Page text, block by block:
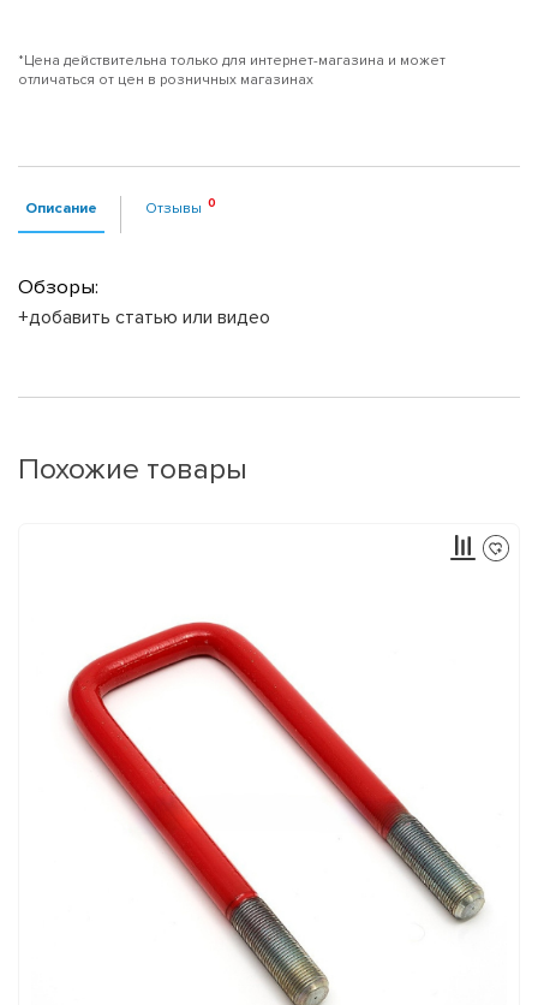
*Цена действительна только для интернет-магазина и может
отличаться от цен в розничных магазинах
Описание Отзывы
Обзоры:
+добавить статью или видео
Похожие товары